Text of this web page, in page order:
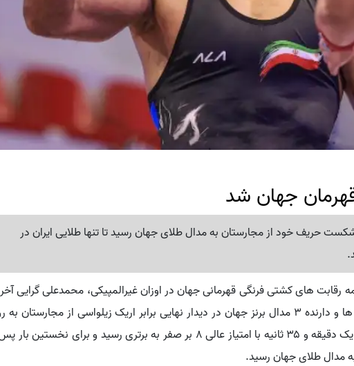
جهان شد
شکست حریف خود از مجارستان به مدال طلای جهان رسید تا تنها طلایی ایران در
رقابت های کشتی فرنگی قهرمانی جهان در اوزان غیرالمپیکی، محمدعلی گرایی
نماینده ایران در این رقابت ها و دارنده ۳ مدال برنز جهان در دیدار نهایی برابر اریک زیلواسی از مجارستان
تشک رفت و در مدت زمان یک دقیقه و ۳۵ ثانیه با امتیاز عالی ۸ بر صفر به برتری رسید و برای نخستین
مدال طلای جهان رسید.